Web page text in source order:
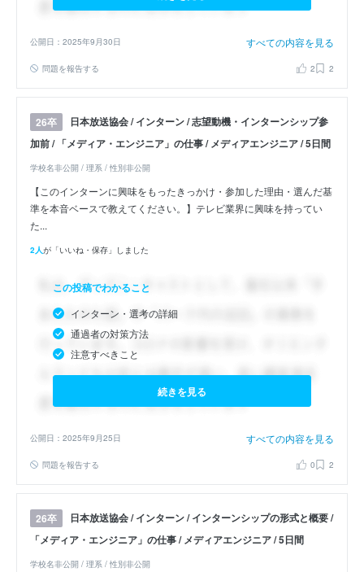
公開日：2025年9月30日 すべての内容を見る
問題を報告する 2 2
26卒
日本放送協会 / インターン / 志望動機・インターンシップ参
加前 / 「メディア・エンジニア」の仕事 / メディアエンジニア / 5日間
学校名非公開 / 理系 / 性別非公開
【このインターンに興味をもったきっかけ・参加した理由・選んだ基
準を本音ベースで教えてください。】テレビ業界に興味を持ってい
た...
2人が「いいね・保存」しました
この投稿でわかること
インターン・選考の詳細
通過者の対策方法
注意すべきこと
続きを見る
公開日：2025年9月25日 すべての内容を見る
問題を報告する 0 2
26卒
日本放送協会 / インターン / インターンシップの形式と概要 /
「メディア・エンジニア」の仕事 / メディアエンジニア / 5日間
学校名非公開 / 理系 / 性別非公開